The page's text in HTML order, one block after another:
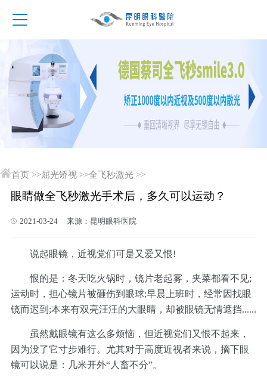
首页 >>屈光矫视 >>全飞秒激光 >>
眼睛做全飞秒激光手术后，多久可以运动？
2021-03-24 来源：昆明眼科医院
说起眼镜，近视党们可是又爱又恨!
恨的是：冬天吃火锅时，镜片老起雾，夹菜都看不见;
运动时，担心镜片被砸伤到眼球;早晨上班时，经常因找眼
镜而迟到;本来有双亮汪汪的大眼睛，却被眼镜无情遮挡......
虽然戴眼镜有这么多烦恼，但近视党们又恨不起来，
因为没了它寸步难行。尤其对于高度近视者来说，摘下眼
镜可以说是：几米开外“人畜不分”。